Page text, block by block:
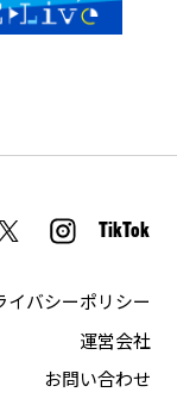
TikTok
イバシーポリシー
運営会社
お問い合わせ